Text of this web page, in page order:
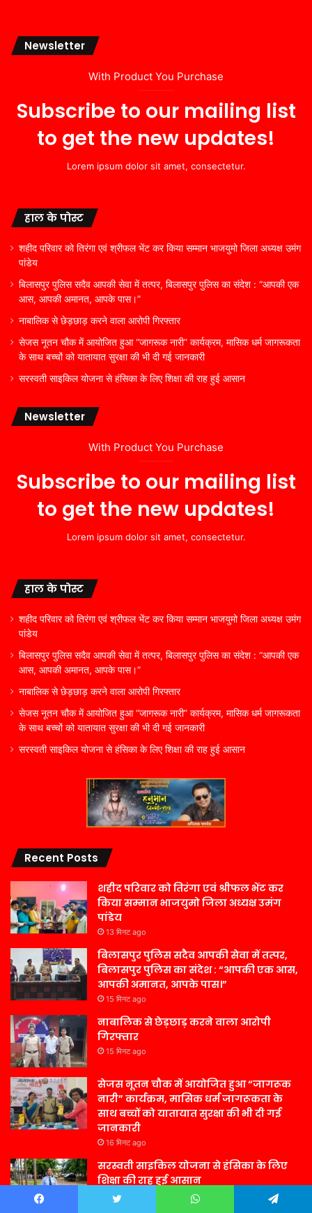
Newsletter
With Product You Purchase
Subscribe to our mailing list
to get the new updates!
Lorem ipsum dolor sit amet, consectetur.
हाल के पोस्ट
शहीद परिवार को तिरंगा एवं श्रीफल भेंट कर किया सम्मान भाजयुमो जिला अध्यक्ष उमंग
पांडेय
बिलासपुर पुलिस सदैव आपकी सेवा में तत्पर, बिलासपुर पुलिस का संदेश : “आपकी एक
आस, आपकी अमानत, आपके पास।”
नाबालिक से छेड़छाड़ करने वाला आरोपी गिरफ्तार
सेजस नूतन चौक में आयोजित हुआ “जागरूक नारी” कार्यक्रम, मासिक धर्म जागरूकता
के साथ बच्चों को यातायात सुरक्षा की भी दी गई जानकारी
सरस्वती साइकिल योजना से हंसिका के लिए शिक्षा की राह हुई आसान
Newsletter
With Product You Purchase
Subscribe to our mailing list
to get the new updates!
Lorem ipsum dolor sit amet, consectetur.
हाल के पोस्ट
शहीद परिवार को तिरंगा एवं श्रीफल भेंट कर किया सम्मान भाजयुमो जिला अध्यक्ष उमंग
पांडेय
बिलासपुर पुलिस सदैव आपकी सेवा में तत्पर, बिलासपुर पुलिस का संदेश : “आपकी एक
आस, आपकी अमानत, आपके पास।”
नाबालिक से छेड़छाड़ करने वाला आरोपी गिरफ्तार
सेजस नूतन चौक में आयोजित हुआ “जागरूक नारी” कार्यक्रम, मासिक धर्म जागरूकता
के साथ बच्चों को यातायात सुरक्षा की भी दी गई जानकारी
सरस्वती साइकिल योजना से हंसिका के लिए शिक्षा की राह हुई आसान
Recent Posts
शहीद परिवार को तिरंगा एवं श्रीफल भेंट कर
किया सम्मान भाजयुमो जिला अध्यक्ष उमंग
पांडेय
13 मिनट ago
बिलासपुर पुलिस सदैव आपकी सेवा में तत्पर,
बिलासपुर पुलिस का संदेश : “आपकी एक आस,
आपकी अमानत, आपके पास।”
15 मिनट ago
नाबालिक से छेड़छाड़ करने वाला आरोपी
गिरफ्तार
15 मिनट ago
सेजस नूतन चौक में आयोजित हुआ “जागरूक
नारी” कार्यक्रम, मासिक धर्म जागरूकता के
साथ बच्चों को यातायात सुरक्षा की भी दी गई
जानकारी
16 मिनट ago
सरस्वती साइकिल योजना से हंसिका के लिए
शिक्षा की राह हुई आसान
4 घंटे ago